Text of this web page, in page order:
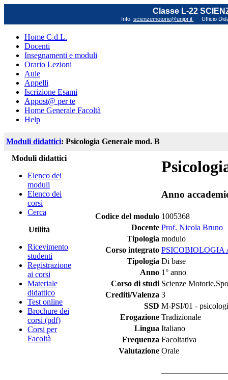
Classe L-22
Info: scienzemotorie@unipr.it Ufficio
Home C.d.L.
Docenti
Insegnamenti e moduli
Orario Lezioni
Aule
Appelli
Iscrizione Esami
Appost@ per te
Home Generale Facoltà
Help
Moduli didattici: Psicologia Generale mod. B
Moduli didattici
Elenco dei
moduli
Elenco dei
corsi
Cerca
Utilità
Ricevimento
studenti
Registrazione
ai corsi
Materiale
didattico
Test online
Brochure dei
corsi (pdf)
Corsi per
Facoltà
Anno
Codice del modulo 1005368
Docente Prof. Nicola Bruno
Tipologia modulo
Corso integrato PSICOBIOLOGIA
Tipologia Di base
Anno 1° anno
Corso di studi Scienze
Crediti/Valenza 3
SSD M-PSI/01 -
Erogazione Tradizionale
Lingua Italiano
Frequenza Facoltativa
Valutazione Orale